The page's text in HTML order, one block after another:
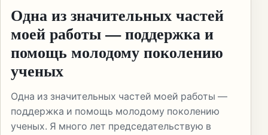
Одна из значительных частей
моей работы — поддержка и
помощь молодому поколению
ученых
Одна из значительных частей моей работы —
поддержка и помощь молодому поколению
ученых. Я много лет председательствую в